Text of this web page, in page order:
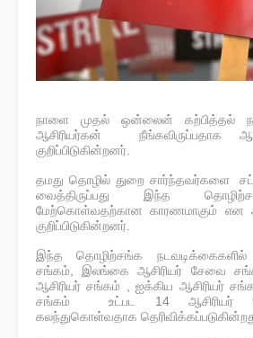
நாளை முதல் ஒன்லைன் கற்பித்தல்
ஆசிரியர்கன் நீங்கவிருப்பதாக
குறிப்பிடுகின்றனர்.
தமது தொழில் துறை சார்ந்தவர்களை
வைத்திருப்பது இந்த
மேற்கொள்வதற்கான காரணமாகும் என
குறிப்பிடுகின்றனர்.
இந்த தொழிற்சங்க
சங்கம், இலங்கை ஆசிரியர் சேவை
ஆசிரியர் சங்கம் , ஐக்கிய ஆசிரியர்
சங்கம் உட்பட 14 ஆசிரியர்
கலந்துகொள்வதாக